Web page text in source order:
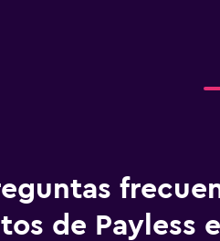
de Payless